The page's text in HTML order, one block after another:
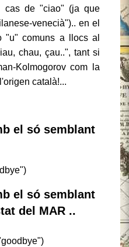
cas de "ciao" (ja que
venecià").. en el
"u" comuns a llocs al
chau, çau..", tant si
Kolmogorov com la
català!...
el só semblant
el só semblant
del MAR ..